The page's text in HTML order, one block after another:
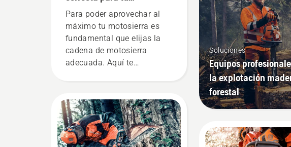
motosierra: Algunos
consejos
Para poder aprovechar al
máximo tu motosierra es
fundamental que elijas la
cadena de motosierra
adecuada. Aquí te
cuenta.
Soluciones
Equipos
la explotación
forestal